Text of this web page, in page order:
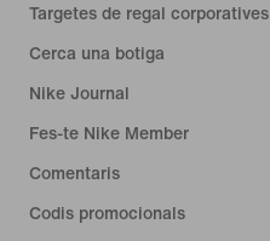
Targetes de regal corporatives
Cerca una botiga
Nike Journal
Fes-te Nike Member
Comentaris
Codis promocionals